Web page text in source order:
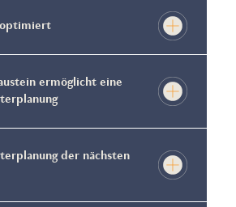
optimiert
ermöglicht eine
der nächsten